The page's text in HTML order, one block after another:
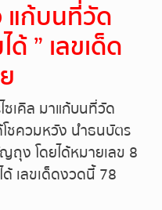
แก้บนที่วัด
ด้” เลขเด็ด
ซเคิล มาแก้บนที่วัด
ชควมหวัง นำธนบัตร
ถุง โดยได้หมายเลข 8
เลขเด็ดงวดนี้ 78